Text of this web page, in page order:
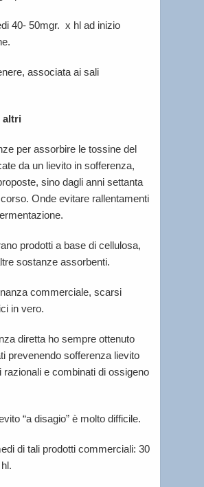
40- 50mgr. x hl ad inizio
associata ai sali
altri
per assorbire le tossine del
da un lievito in sofferenza,
sino dagli anni settanta
Onde evitare rallentamenti
prodotti a base di cellulosa,
sostanze assorbenti.
commerciale, scarsi
in vero.
diretta ho sempre ottenuto
prevenendo sofferenza lievito
razionali e combinati di ossigeno
“a disagio” è molto difficile.
di tali prodotti commerciali: 30